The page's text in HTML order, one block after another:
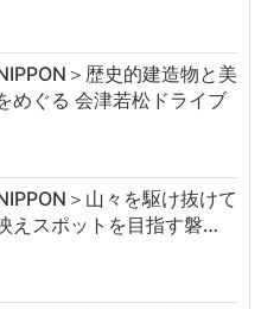
＞歴史的建造物と美
めぐる 会津若松ドライブ
＞山々を駆け抜けて
えスポットを目指す磐…